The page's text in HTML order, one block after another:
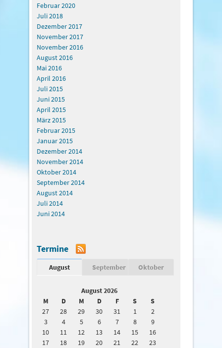
Februar 2020
Juli 2018
Dezember 2017
November 2017
November 2016
August 2016
Mai 2016
April 2016
Juli 2015
Juni 2015
April 2015
März 2015
Februar 2015
Januar 2015
Dezember 2014
November 2014
Oktober 2014
September 2014
August 2014
Juli 2014
Juni 2014
Termine
August September Oktober
August 2026
M
D M D F S
S
27
28 29 30 31 1
2
3
4 5 6 7 8
9
10
11 12 13 14 15
16
17
18 19 20 21 22
23